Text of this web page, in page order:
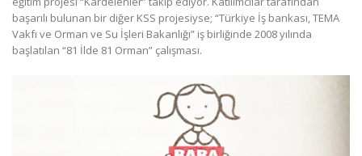
başarılı bulunan bir diğer KSS projesiyse; “Türkiye İş bankası, TEMA
Vakfı ve Orman ve Su İşleri Bakanlığı” iş birliğinde 2008 yılında
başlatılan “81 İlde 81 Orman” çalışması.